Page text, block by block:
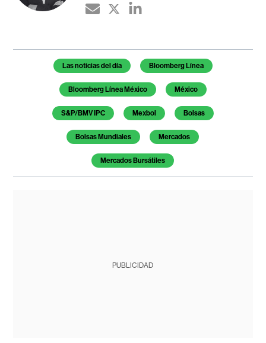
Temas de este artículo
Las noticias del día Bloomberg Línea
Bloomberg Línea México México
S&P/BMV IPC Mexbol Bolsas
Bolsas Mundiales Mercados
Mercados Bursátiles
PUBLICIDAD